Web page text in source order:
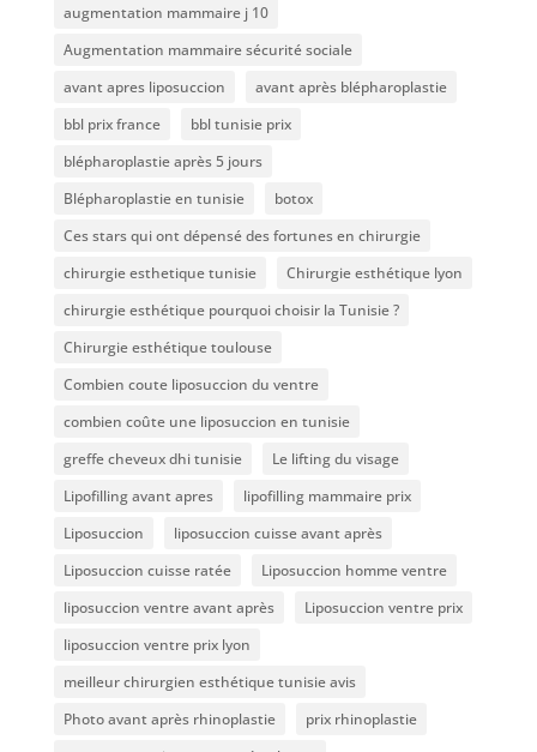
augmentation mammaire j 10
Augmentation mammaire sécurité sociale
avant apres liposuccion
avant après blépharoplastie
bbl prix france
bbl tunisie prix
blépharoplastie après 5 jours
Blépharoplastie en tunisie
botox
Ces stars qui ont dépensé des fortunes en chirurgie
chirurgie esthetique tunisie
Chirurgie esthétique lyon
chirurgie esthétique pourquoi choisir la Tunisie ?
Chirurgie esthétique toulouse
Combien coute liposuccion du ventre​
combien coûte une liposuccion en tunisie
greffe cheveux dhi tunisie
Le lifting du visage
Lipofilling avant apres
lipofilling mammaire prix
Liposuccion
liposuccion cuisse avant après
Liposuccion cuisse ratée
Liposuccion homme ventre
liposuccion ventre avant après
Liposuccion ventre prix
liposuccion ventre prix lyon
meilleur chirurgien esthétique tunisie avis
Photo avant après rhinoplastie
prix rhinoplastie